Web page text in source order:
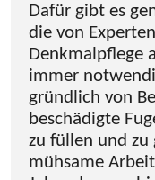
Dafür gibt es
die von
Denkmalpflege
immer
gründlich von
beschädigte
zu füllen und zu
mühsame